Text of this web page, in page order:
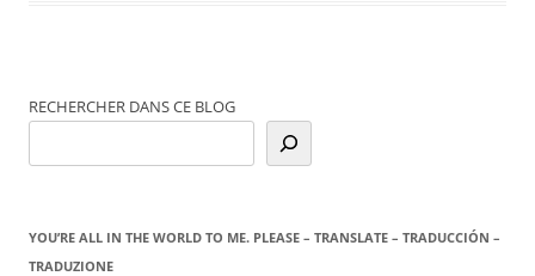
RECHERCHER DANS CE BLOG
YOU’RE ALL IN THE WORLD TO ME. PLEASE – TRANSLATE – TRADUCCIÓN –
TRADUZIONE